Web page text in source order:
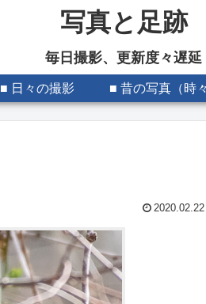
写真と足跡
毎日撮影、更新度々遅延
■ 日々の撮影 ■ 昔の写真（時
2020.02.22